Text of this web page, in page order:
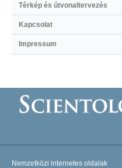
Térkép és útvonaltervezés
Kapcsolat
Impressum
Nemzetközi internetes oldalak